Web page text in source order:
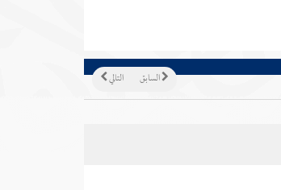
التالي السابق